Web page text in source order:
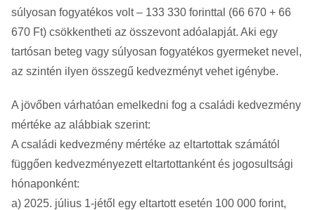
súlyosan fogyatékos volt – 133 330 forinttal (66 670 + 66
670 Ft) csökkentheti az összevont adóalapját. Aki egy
tartósan beteg vagy súlyosan fogyatékos gyermeket nevel,
az szintén ilyen összegű kedvezményt vehet igénybe.
A jövőben várhatóan emelkedni fog a családi kedvezmény
mértéke az alábbiak szerint:
A családi kedvezmény mértéke az eltartottak számától
függően kedvezményezett eltartottanként és jogosultsági
hónaponként:
a) 2025. július 1-jétől egy eltartott esetén 100 000 forint,